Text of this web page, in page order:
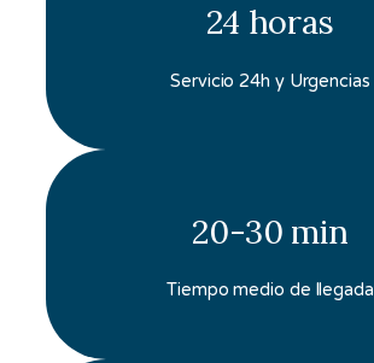
24 horas
Servicio 24h y Urgencias
20-30 min
Tiempo medio de llegada